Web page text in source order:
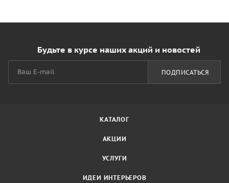
Будьте в курсе наших акций и новостей
ПОДПИСАТЬСЯ
КАТАЛОГ
АКЦИИ
УСЛУГИ
ИДЕИ ИНТЕРЬЕРОВ